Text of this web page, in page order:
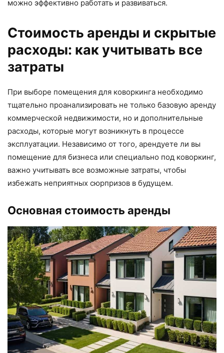
можно эффективно работать и развиваться.
Стоимость аренды и скрытые
расходы: как учитывать все
затраты
При выборе помещения для коворкинга необходимо
тщательно проанализировать не только базовую аренду
коммерческой недвижимости, но и дополнительные
расходы, которые могут возникнуть в процессе
эксплуатации. Независимо от того, арендуете ли вы
помещение для бизнеса или специально под коворкинг,
важно учитывать все возможные затраты, чтобы
избежать неприятных сюрпризов в будущем.
Основная стоимость аренды